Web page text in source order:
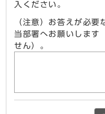
入ください。
（注意）お答えが必要
当部署へお願いします
せん）。